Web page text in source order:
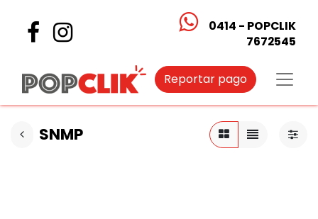
0414 - POPCLIK
7672545
Reportar pago
SNMP